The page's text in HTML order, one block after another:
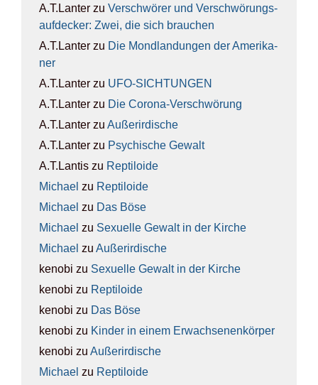
A.T.Lanter zu Ver­schwö­rer und Ver­schwö­rungs­
auf­de­cker: Zwei, die sich brau­chen
A.T.Lanter zu Die Mond­lan­dun­gen der Ame­ri­ka­
ner
A.T.Lanter zu UFO-SICH­TUN­GEN
A.T.Lanter zu Die Coro­na-Ver­schwö­rung
A.T.Lanter zu Außer­ir­di­sche
A.T.Lanter zu Psy­chi­sche Gewalt
A.T.Lantis zu Rep­ti­lo­ide
Michael zu Rep­ti­lo­ide
Michael zu Das Böse
Michael zu Sexu­el­le Gewalt in der Kir­che
Michael zu Außer­ir­di­sche
kenobi zu Sexu­el­le Gewalt in der Kir­che
kenobi zu Rep­ti­lo­ide
kenobi zu Das Böse
kenobi zu Kin­der in einem Erwach­se­nen­kör­per
kenobi zu Außer­ir­di­sche
Michael zu Rep­ti­lo­ide